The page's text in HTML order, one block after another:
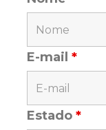
E-mail*
Estado*